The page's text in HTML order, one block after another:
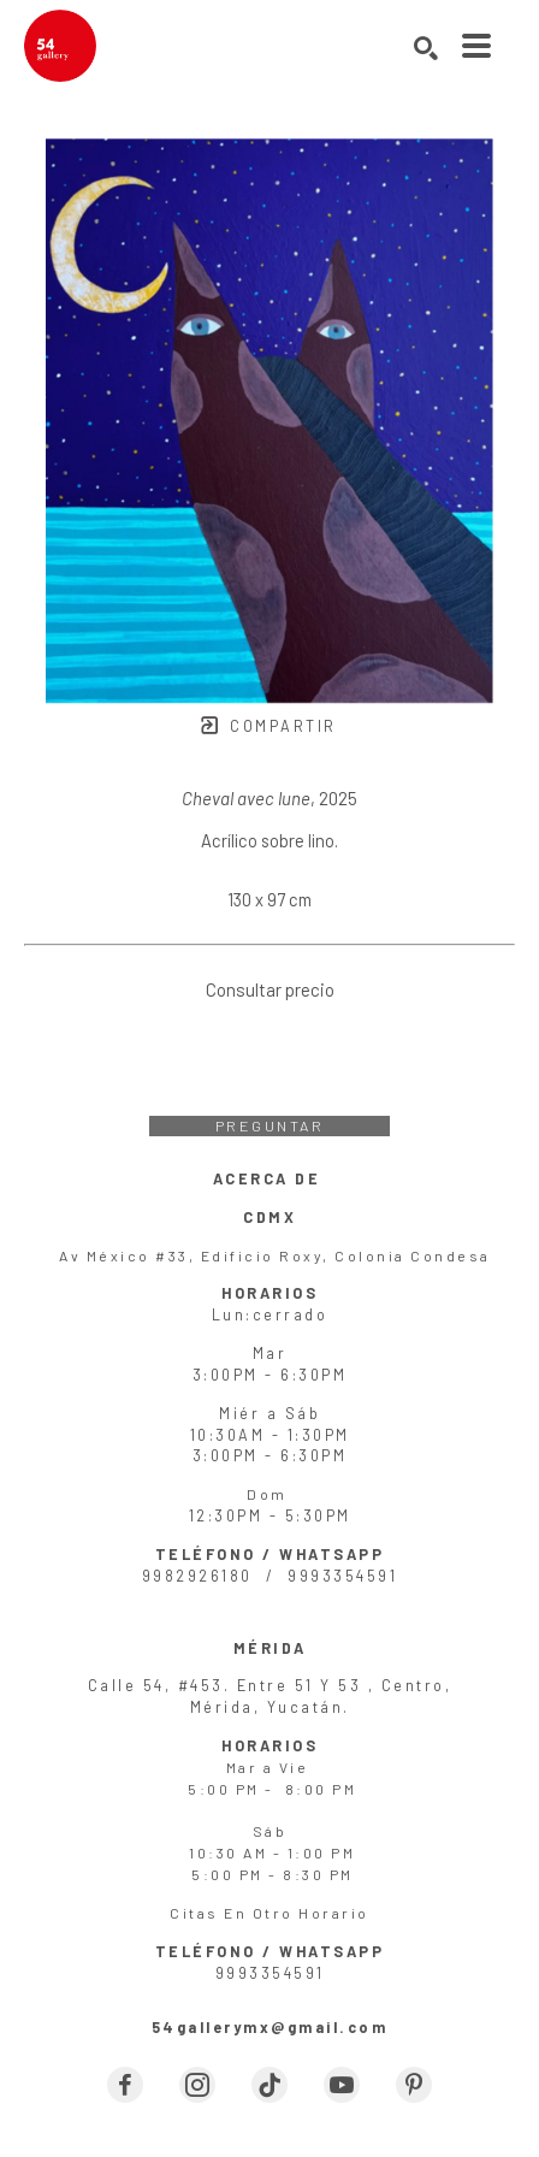
COMPARTIR
Cheval avec lune, 2025
Acrílico sobre lino.
130 x 97 cm
Consultar precio
PREGUNTAR
ACERCA DE
CDMX
Av México #33, Edificio Roxy, Colonia Condesa
HORARIOS
Lun :cerrado
Mar
3:00PM - 6:30PM
Miér a
Sáb
10:30AM - 1:30PM
3:00PM - 6:30PM
Dom
12:30PM - 5:30PM
TELÉFONO / WHATSAPP
9982926180 / 9993354591
MÉRIDA
Calle 54, #453. Entre 51 Y 53 , Centro,
Mérida, Yucatán.
HORARIOS
Mar a Vie
5:00 PM - 8:00 PM
Sáb
10:30 AM - 1:00 PM
5:00 PM - 8:30 PM
Citas En Otro Horario
TELÉFONO / WHATSAPP
9993354591
54gallerymx@gmail.com